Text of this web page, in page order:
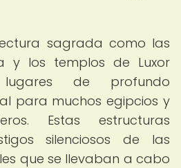
sagrada como las
y los templos de Luxor
de profundo
para muchos egipcios y
Estas estructuras
silenciosos de las
que se llevaban a cabo